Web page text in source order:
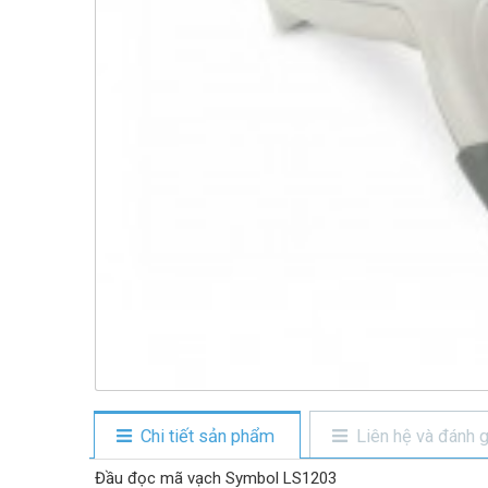
Chi tiết sản phẩm Liên hệ và đánh
Đầu đọc mã vạch Symbol LS1203